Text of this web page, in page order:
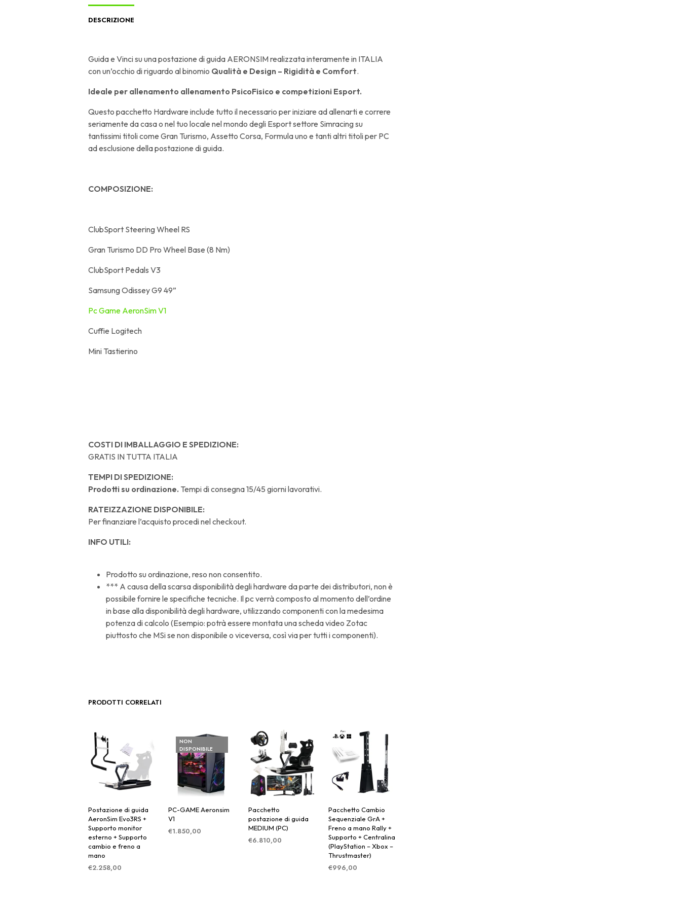
DESCRIZIONE
Guida e Vinci su una postazione di guida AERONSIM realizzata interamente in ITALIA
con un’occhio di riguardo al binomio Qualità e Design – Rigidità e Comfort.
Ideale per allenamento allenamento PsicoFisico e competizioni Esport.
Questo pacchetto Hardware include tutto il necessario per iniziare ad allenarti e correre
seriamente da casa o nel tuo locale nel mondo degli Esport settore Simracing su
tantissimi titoli come Gran Turismo, Assetto Corsa, Formula uno e tanti altri titoli per PC
ad esclusione della postazione di guida.
COMPOSIZIONE:
ClubSport Steering Wheel RS
Gran Turismo DD Pro Wheel Base (8 Nm)
ClubSport Pedals V3
Samsung Odissey G9 49”
Pc Game AeronSim V1
Cuffie Logitech
Mini Tastierino
COSTI DI IMBALLAGGIO E SPEDIZIONE:
GRATIS IN TUTTA ITALIA
TEMPI DI SPEDIZIONE:
Prodotti su ordinazione. Tempi di consegna 15/45 giorni lavorativi.
RATEIZZAZIONE DISPONIBILE:
Per finanziare l’acquisto procedi nel checkout.
INFO UTILI:
Prodotto su ordinazione, reso non consentito.
*** A causa della scarsa disponibilità degli hardware da parte dei distributori, non è
possibile fornire le specifiche tecniche. Il pc verrà composto al momento dell’ordine
in base alla disponibilità degli hardware, utilizzando componenti con la medesima
potenza di calcolo (Esempio: potrà essere montata una scheda video Zotac
piuttosto che MSi se non disponibile o viceversa, così via per tutti i componenti).
PRODOTTI CORRELATI
Postazione di guida
AeronSim Evo3RS +
Supporto monitor
esterno + Supporto
cambio e freno a
mano
€2.258,00
NON
DISPONIBILE
PC-GAME Aeronsim
V1
€1.850,00
Pacchetto
postazione di guida
MEDIUM (PC)
€6.810,00
Pacchetto Cambio
Sequenziale GrA +
Freno a mano Rally +
Supporto + Centralina
(PlayStation – Xbox –
Thrustmaster)
€996,00